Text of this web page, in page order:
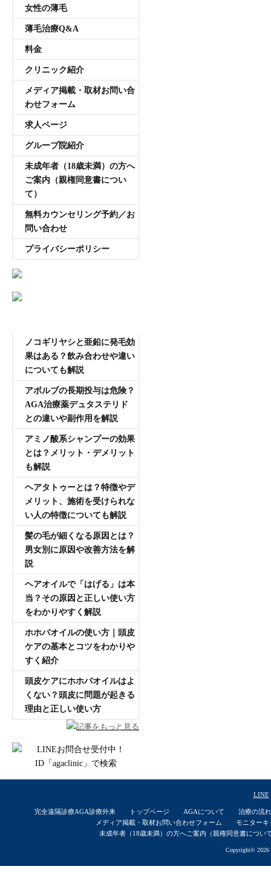
女性の薄毛
薄毛治療Q&A
料金
クリニック紹介
メディア掲載・取材お問い合
わせフォーム
求人ページ
グループ院紹介
未成年者（18歳未満）の方へ
ご案内（親権同意書につい
て）
無料カウンセリング予約／お
問い合わせ
プライバシーポリシー
ノコギリヤシと亜鉛に発毛効
果はある？飲み合わせや違い
についても解説
アボルブの長期投与は危険？
AGA治療薬デュタステリド
との違いや副作用を解説
アミノ酸系シャンプーの効果
とは？メリット・デメリット
も解説
ヘアタトゥーとは？特徴やデ
メリット、施術を受けられな
い人の特徴についても解説
髪の毛が細くなる原因とは？
男女別に原因や改善方法を解
説
ヘアオイルで「はげる」は本
当？その原因と正しい使い方
をわかりやすく解説
ホホバオイルの使い方｜頭皮
ケアの基本とコツをわかりや
すく紹介
頭皮ケアにホホバオイルはよ
くない？頭皮に問題が起きる
理由と正しい使い方
記事をもっと見る
LINE
完全遠隔診療AGA診療外来 トップページ AGAについて
治療の流れ
メディア掲載・取材お問い合わせフォーム
モニターキ
未成年者（18歳未満）の方へご案内（親権同意書につい
Copyright© 2026